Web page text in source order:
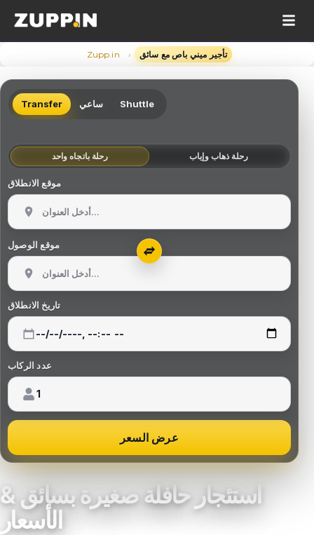
Zupp.in › تأجير ميني باص مع سائق
Transfer ساعي Shuttle
رحلة باتجاه واحد رحلة ذهاب وإياب
موقع الانطلاق
موقع الوصول
تاريخ الانطلاق
عدد الركاب
عرض السعر
استئجار حافلة صغيرة بسائق &
الأسعار